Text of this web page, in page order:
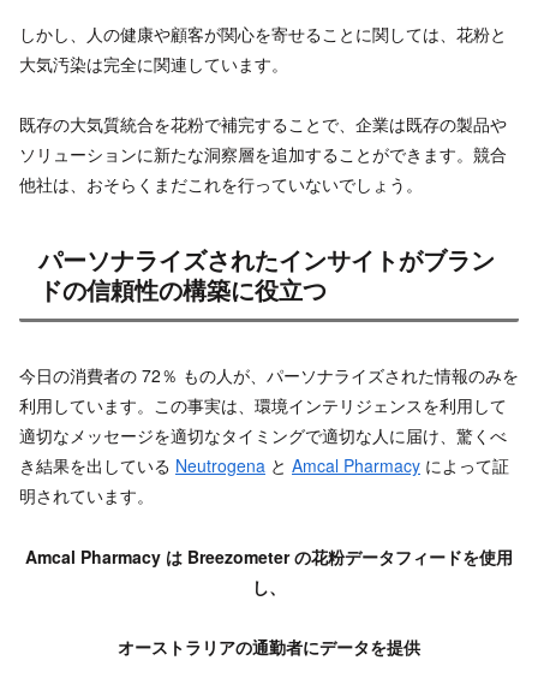
しかし、人の健康や顧客が関心を寄せることに関しては、花粉と
大気汚染は完全に関連しています。
既存の大気質統合を花粉で補完することで、企業は既存の製品や
ソリューションに新たな洞察層を追加することができます。競合
他社は、おそらくまだこれを行っていないでしょう。
パーソナライズされたインサイトがブラン
ドの信頼性の構築に役立つ
今日の消費者の 72％ もの人が、パーソナライズされた情報のみを
利用しています。この事実は、環境インテリジェンスを利用して
適切なメッセージを適切なタイミングで適切な人に届け、驚くべ
き結果を出している Neutrogena と Amcal Pharmacy によって証
明されています。
Amcal Pharmacy は Breezometer の花粉データフィードを使用
し、
オーストラリアの通勤者にデータを提供